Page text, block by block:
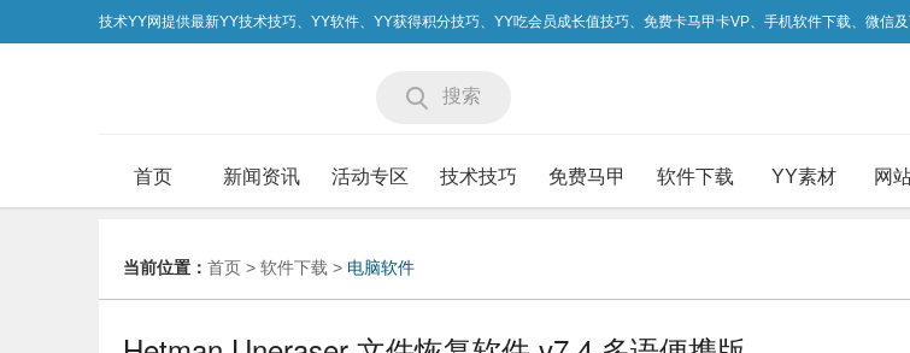
技术YY网提供最新YY技术技巧、YY软件、YY获得积分技巧、YY吃会员成长值技巧、免费卡马甲卡VP、手机软件下载、微信
搜索
首页 新闻资讯 活动专区 技术技巧 免费马甲 软件下载 YY素材 网
当前位置： 首页 > 软件下载 > 电脑软件